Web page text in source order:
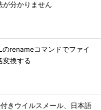
が分かりません
renameコマンドでファイ
変換する
付きウイルスメール、日本語